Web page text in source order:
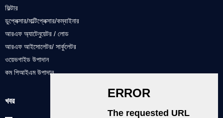
ফিল্টার
ডুপ্লেক্সার/মাল্টিপ্লেক্সার/কম্বাইনার
আরএফ অ্যাটেনুয়েটর / লোড
আরএফ আইসোলেটর/ সার্কুলেটর
ওয়েভগাইড উপাদান
কম পিআইএম উপাদান
খবর